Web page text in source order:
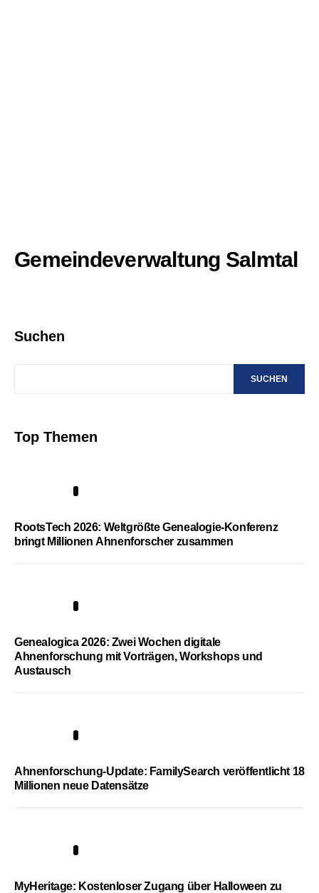
Gemeindeverwaltung Salmtal
Suchen
SUCHEN
Top Themen
RootsTech 2026: Weltgrößte Genealogie-Konferenz
bringt Millionen Ahnenforscher zusammen
Genealogica 2026: Zwei Wochen digitale
Ahnenforschung mit Vorträgen, Workshops und
Austausch
Ahnenforschung-Update: FamilySearch veröffentlicht 18
Millionen neue Datensätze
MyHeritage: Kostenloser Zugang über Halloween zu